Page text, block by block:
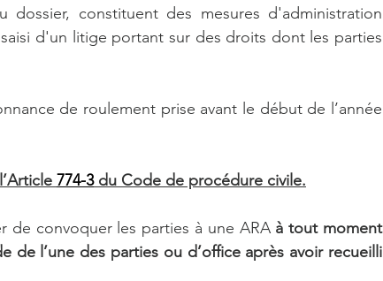
dossier, constituent des mesures d'administration
d'un litige portant sur des droits dont les parties
de roulement prise avant le début de l’année
774-3 du Code de procédure civile.
de convoquer les parties à une ARA à tout moment
de l’une des parties ou d’office après avoir recueilli